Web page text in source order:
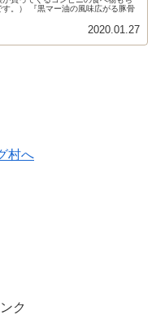
す。） 『黒マー油の風味広がる豚骨
2020.01.27
ク